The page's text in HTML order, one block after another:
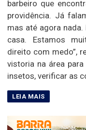
barbeiro que
providência. Já
mas até agora
casa. Estamos
direito com medo”,
vistoria na área
insetos, verificar as